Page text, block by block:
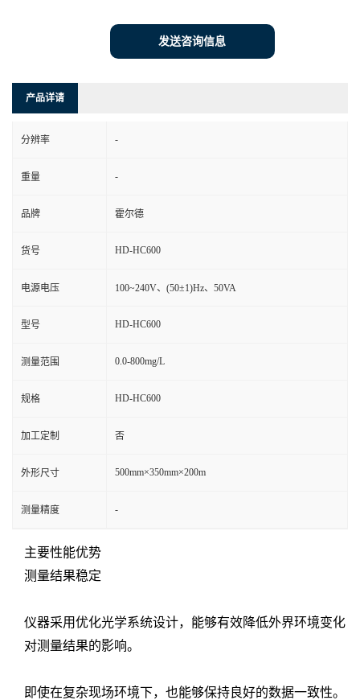
发送咨询信息
产品详请
分辨率 -
重量 -
品牌 霍尔德
货号 HD-HC600
电源电压 100~240V、(50±1)Hz、50VA
型号 HD-HC600
测量范围 0.0-800mg/L
规格 HD-HC600
加工定制 否
外形尺寸 500mm×350mm×200m
测量精度 -
主要性能优势
测量结果稳定
仪器采用优化光学系统设计，能够有效降低外界环境变化
对测量结果的影响。
即使在复杂现场环境下，也能够保持良好的数据一致性。